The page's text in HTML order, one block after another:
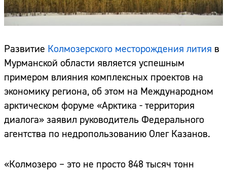
Развитие Колмозерского месторождения лития в
Мурманской области является успешным
примером влияния комплексных проектов на
экономику региона, об этом на Международном
арктическом форуме «Арктика - территория
диалога» заявил руководитель Федерального
агентства по недропользованию Олег Казанов.
«Колмозеро – это не просто 848 тысяч тонн